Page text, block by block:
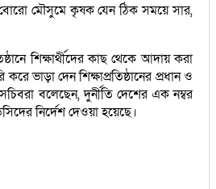
বোরো মৌসুমে কৃষক যেন ঠিক সময়ে সার,
শিক্ষার্থীদের কাছ থেকে আদায় করা
ভাড়া দেন শিক্ষাপ্রতিষ্ঠানের প্রধান ও
বলেছেন, দুর্নীতি দেশের এক নম্বর
নির্দেশ দেওয়া হয়েছে।